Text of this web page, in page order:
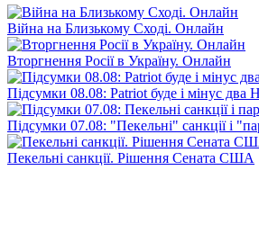
Війна на Близькому Сході. Онлайн
Вторгнення Росії в Україну. Онлайн
Підсумки 08.08: Patriot буде і мінус два
Підсумки 07.08: "Пекельні" санкції і
Пекельні санкції. Рішення Сената США